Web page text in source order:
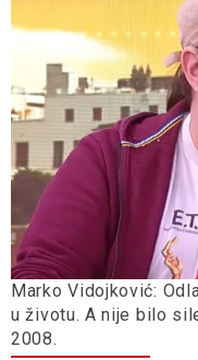
Marko Vidojković:
u životu. A nije bilo
2008.